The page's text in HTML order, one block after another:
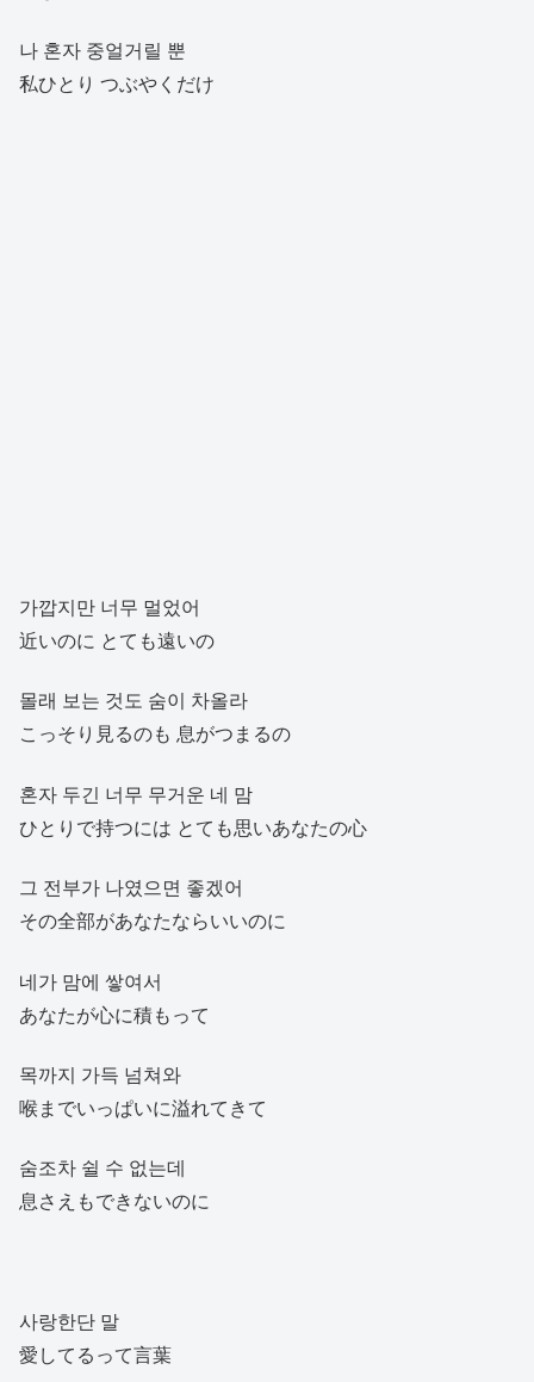
나 혼자 중얼거릴 뿐
私ひとり つぶやくだけ
가깝지만 너무 멀었어
近いのに とても遠いの
몰래 보는 것도 숨이 차올라
こっそり見るのも 息がつまるの
혼자 두긴 너무 무거운 네 맘
ひとりで持つには とても思いあなたの心
그 전부가 나였으면 좋겠어
その全部があなたならいいのに
네가 맘에 쌓여서
あなたが心に積もって
목까지 가득 넘쳐와
喉までいっぱいに溢れてきて
숨조차 쉴 수 없는데
息さえもできないのに
사랑한단 말
愛してるって言葉